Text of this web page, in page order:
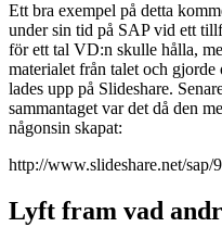
Ett bra exempel på detta
under sin tid på SAP vid ett
för ett tal VD:n skulle hålla,
materialet från talet och
lades upp på Slideshare.
sammantaget var det då den
någonsin skapat:
http://www.slideshare.net/sap/
Lyft fram vad